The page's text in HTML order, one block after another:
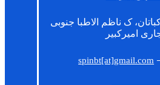
ک ناظم الاطبا جنوبی
امیرکبیر
spinbt[at]gmail.com